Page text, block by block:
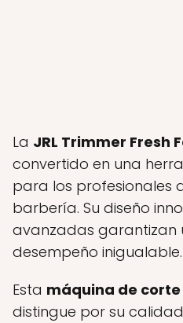
La JRL Trimmer Fresh
convertido en una
para los profesionales
barbería. Su diseño
avanzadas garantizan
desempeño inigualable.
Esta máquina de
distingue por su